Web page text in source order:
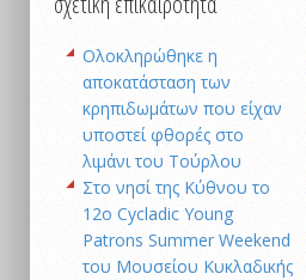
Oλοκληρώθηκε η
αποκατάσταση των
κρηπιδωμάτων που είχαν
υποστεί φθορές στο
λιμάνι του Τούρλου
Στο νησί της Κύθνου το
12ο Cycladic Young
Patrons Summer Weekend
του Μουσείου Κυκλαδικής